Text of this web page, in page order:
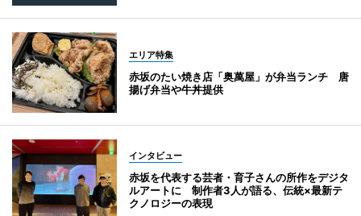
エリア特集
赤坂のたい焼き店「奥萬屋」が弁当ランチ 唐
揚げ弁当や牛丼提供
インタビュー
赤坂を代表する芸者・育子さんの所作をデジタ
ルアートに 制作者3人が語る、伝統×最新テ
クノロジーの表現